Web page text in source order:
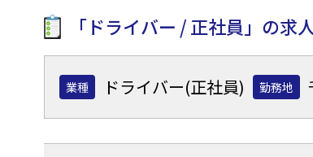
「 ドライバー 正社員 」の求
業種 ドライバー(正社員) 勤務地